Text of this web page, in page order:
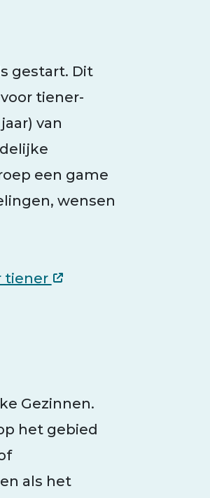
gestart. Dit
tiener-
van
een game
wensen
tiener
Gezinnen.
het gebied
als het